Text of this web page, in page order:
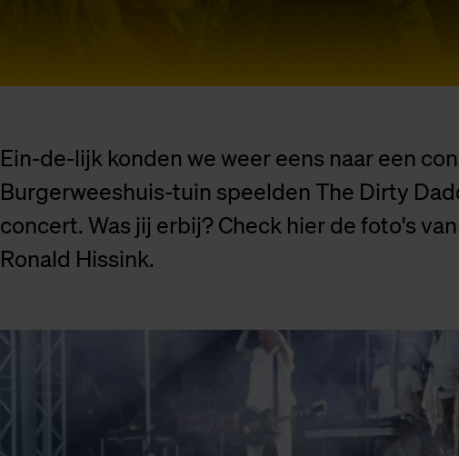
Ein-de-lijk konden we weer eens naar een
Burgerweeshuis-tuin speelden The Dirty
concert. Was jij erbij? Check hier de foto's
Ronald Hissink.